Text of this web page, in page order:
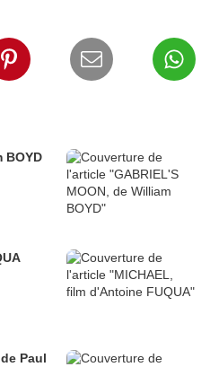
BOYD
Paul